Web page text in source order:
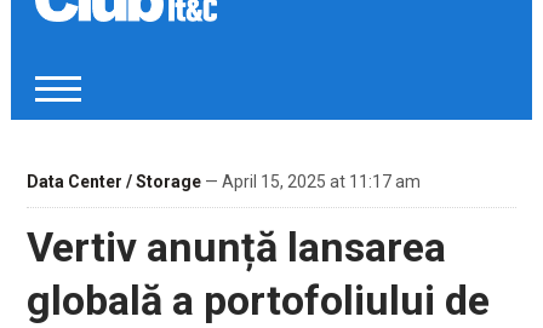
Data Center / Storage— April 15, 2025 at 11:17 am
Vertiv anunță lansarea
globală a portofoliului de